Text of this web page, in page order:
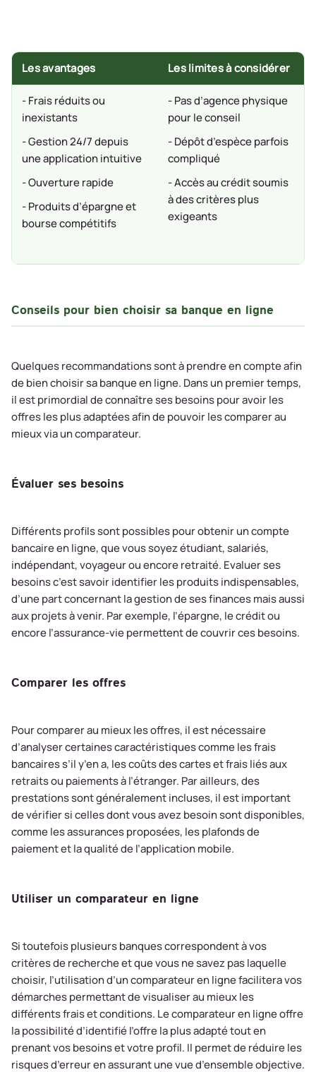
Les avantages Les limites à considérer
- Frais réduits ou
inexistants
- Gestion 24/7 depuis
une application intuitive
- Ouverture rapide
- Produits d’épargne et
bourse compétitifs
- Pas d’agence physique
pour le conseil
- Dépôt d’espèce parfois
compliqué
- Accès au crédit soumis
à des critères plus
exigeants
Conseils pour bien choisir sa banque en ligne
Quelques recommandations sont à prendre en compte afin
de bien choisir sa banque en ligne. Dans un premier temps,
il est primordial de connaître ses besoins pour avoir les
offres les plus adaptées afin de pouvoir les comparer au
mieux via un comparateur.
Évaluer ses besoins
Différents profils sont possibles pour obtenir un compte
bancaire en ligne, que vous soyez étudiant, salariés,
indépendant, voyageur ou encore retraité. Evaluer ses
besoins c’est savoir identifier les produits indispensables,
d’une part concernant la gestion de ses finances mais aussi
aux projets à venir. Par exemple, l’épargne, le crédit ou
encore l’assurance-vie permettent de couvrir ces besoins.
Comparer les offres
Pour comparer au mieux les offres, il est nécessaire
d’analyser certaines caractéristiques comme les frais
bancaires s’il y’en a, les coûts des cartes et frais liés aux
retraits ou paiements à l’étranger. Par ailleurs, des
prestations sont généralement incluses, il est important
de vérifier si celles dont vous avez besoin sont disponibles,
comme les assurances proposées, les plafonds de
paiement et la qualité de l’application mobile.
Utiliser un comparateur en ligne
Si toutefois plusieurs banques correspondent à vos
critères de recherche et que vous ne savez pas laquelle
choisir, l’utilisation d’un comparateur en ligne facilitera vos
démarches permettant de visualiser au mieux les
différents frais et conditions. Le comparateur en ligne offre
la possibilité d’identifié l’offre la plus adapté tout en
prenant vos besoins et votre profil. Il permet de réduire les
risques d’erreur en assurant une vue d’ensemble objective.